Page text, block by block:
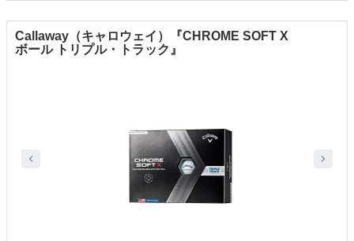
Callaway（キャロウェイ）『CHROME SOFT X
ボール トリプル・トラック』